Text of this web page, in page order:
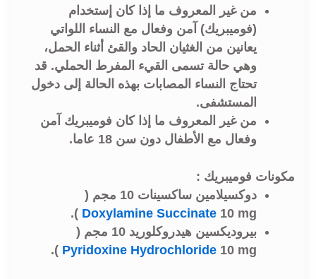
من غير المعروف ما إذا كان إستخدام
(فوميبريك) آمن وفعال مع النساء اللواتي
يعانين من الغثيان الحاد والقئ أثناء الحمل،
وهي حالة تسمى القيء المفرط الحملي. قد
تحتاج النساء المصابات بهذه الحالة إلى دخول
المستشفى.
من غير المعروف ما إذا كان فوميبريك آمن
وفعال مع الأطفال دون سن 18 عاما.
مكونات فوميبريك :
دوكسيلامين ساكسينات 10 مجم (
Doxylamine Succinate 10 mg ).
بيروديكسين هيدروكلوريد 10 مجم (
Pyridoxine Hydrochloride 10 mg ).